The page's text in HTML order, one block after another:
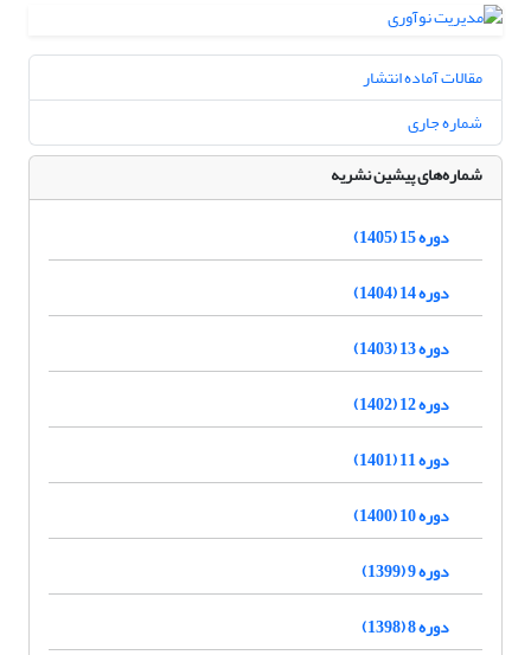
مقالات آماده انتشار
شماره جاری
شماره‌های پیشین نشریه
دوره 15 (1405)
دوره 14 (1404)
دوره 13 (1403)
دوره 12 (1402)
دوره 11 (1401)
دوره 10 (1400)
دوره 9 (1399)
دوره 8 (1398)